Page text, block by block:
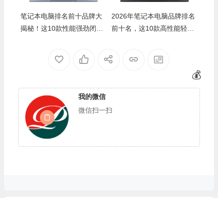
笔记本电脑排名前十品牌大
揭秘！这10款性能强劲闭眼
2026年笔记本电脑品牌排名
前十名，这10款高性能轻薄
我的微信
微信扫一扫